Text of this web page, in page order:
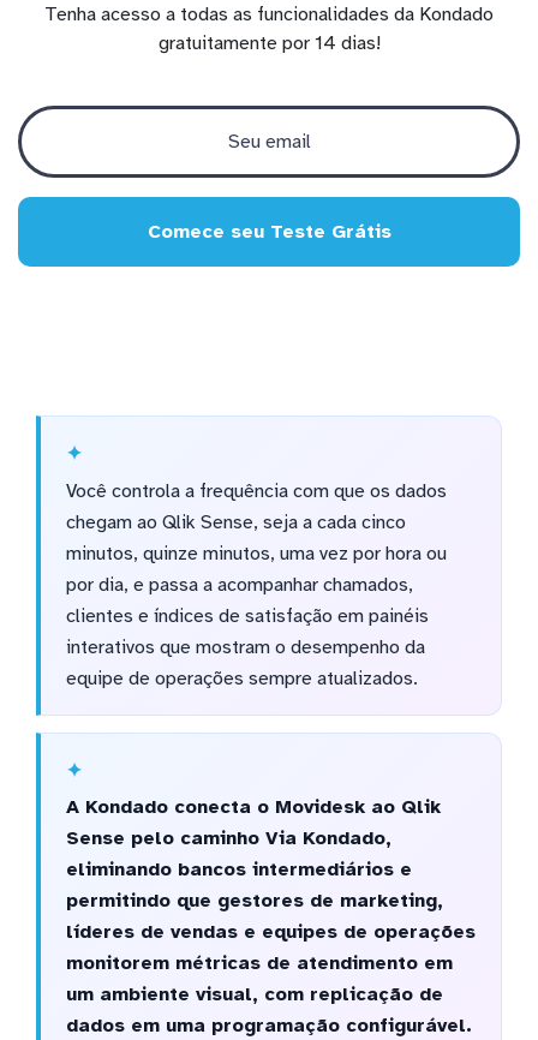
Tenha acesso a todas as funcionalidades da Kondado
gratuitamente por 14 dias!
Comece seu Teste Grátis
Você controla a frequência com que os dados
chegam ao Qlik Sense, seja a cada cinco
minutos, quinze minutos, uma vez por hora ou
por dia, e passa a acompanhar chamados,
clientes e índices de satisfação em painéis
interativos que mostram o desempenho da
equipe de operações sempre atualizados.
A Kondado conecta o Movidesk ao Qlik
Sense pelo caminho Via Kondado,
eliminando bancos intermediários e
permitindo que gestores de marketing,
líderes de vendas e equipes de operações
monitorem métricas de atendimento em
um ambiente visual, com replicação de
dados em uma programação configurável.